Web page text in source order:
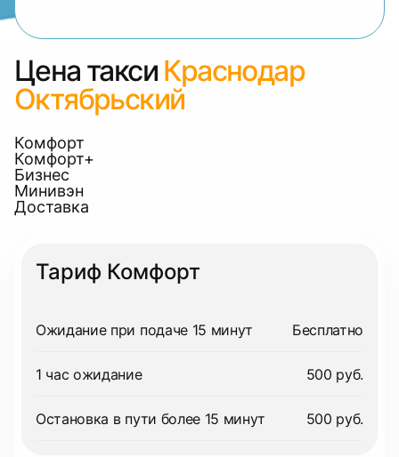
Цена такси Краснодар
Октябрьский
Комфорт
Комфорт+
Бизнес
Минивэн
Доставка
Тариф Комфорт
Ожидание при подаче 15 минут Бесплатно
1 час ожидание 500 руб.
Остановка в пути более 15 минут 500 руб.